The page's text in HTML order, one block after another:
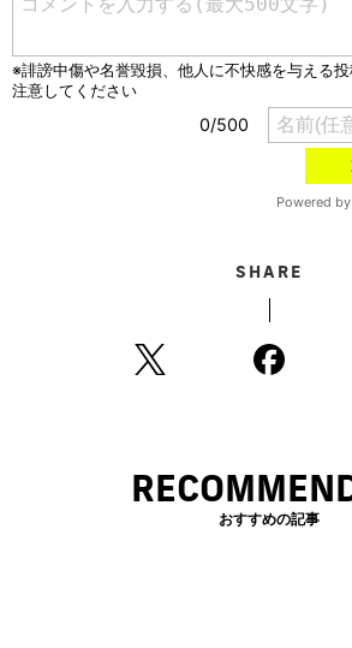
SHARE
おすすめの記事